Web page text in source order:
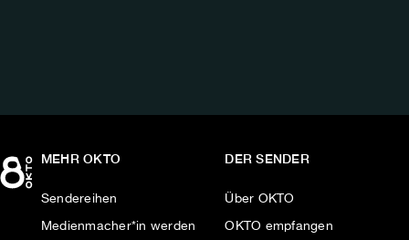
MEHR OKTO
Sendereihen
Medienmacher*in werden
DER SENDER
Über OKTO
OKTO empfangen